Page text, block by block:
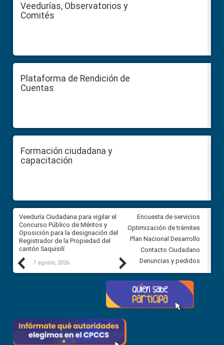
Veedurías, Observatorios y
Comités
Plataforma de Rendición de
Cuentas
Formación ciudadana y
capacitación
Previous
Veeduría Ciudadana para vigilar el
Concurso Público de Méritos y
Oposición para la designación del
Registrador de la Propiedad del
cantón Saquisilí
7 agosto, 2026
Veeduría Ciudadana para
construcción del asfaltado de
Ballenita del cantón Santa
7 agosto, 2026
Next
Encuesta de servicios
Optimización de trámites
Plan Nacional Desarrollo
Contacto Ciudadano
Denuncias y pedidos